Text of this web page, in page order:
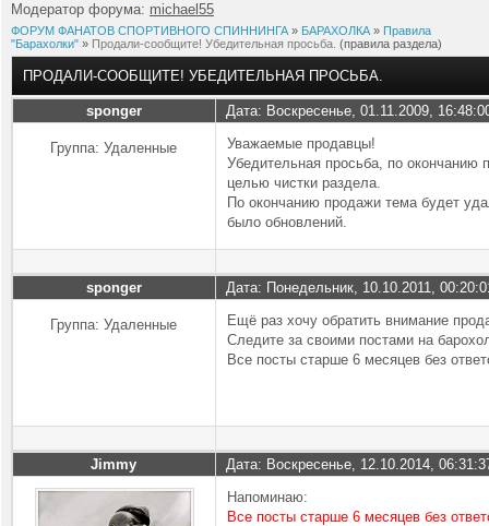
Модератор форума: michael55
ФОРУМ ФАНАТОВ СПОРТИВНОГО СПИННИНГА » БАРАХОЛКА » Правила
"Барахолки" » Продали-сообщите! Убедительная просьба. (правила раздела)
ПРОДАЛИ-СООБЩИТЕ! УБЕДИТЕЛЬНАЯ ПРОСЬБА.
sponger Дата: Воскресенье, 01.11.2009,
Группа: Удаленные
Уважаемые продавцы!
Убедительная просьба, по окончанию
целью чистки раздела.
По окончанию продажи тема будет
было обновлений.
sponger Дата: Понедельник, 10.10.2011,
Группа: Удаленные
Ещё раз хочу обратить внимание
Следите за своими постами на
Все посты старше 6 месяцев без
Jimmy Дата: Воскресенье, 12.10.2014,
Напоминаю:
Все посты старше 6 месяцев без